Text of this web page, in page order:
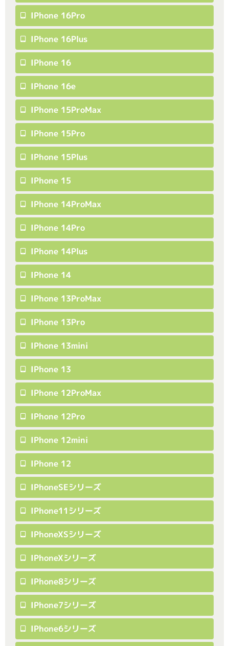
IPhone 16Pro
IPhone 16Plus
IPhone 16
IPhone 16e
IPhone 15ProMax
IPhone 15Pro
IPhone 15Plus
IPhone 15
IPhone 14ProMax
IPhone 14Pro
IPhone 14Plus
IPhone 14
IPhone 13ProMax
IPhone 13Pro
IPhone 13mini
IPhone 13
IPhone 12ProMax
IPhone 12Pro
IPhone 12mini
IPhone 12
IPhoneSEシリーズ
IPhone11シリーズ
IPhoneXSシリーズ
IPhoneXシリーズ
IPhone8シリーズ
IPhone7シリーズ
IPhone6シリーズ